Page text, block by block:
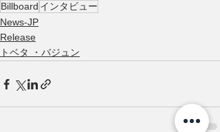
Billboard インタビュー
News-JP
Release
トベタ ・バジュン